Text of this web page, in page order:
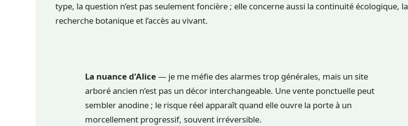
type, la question n’est pas seulement foncière ; elle concerne aussi la continuité écologique, la
recherche botanique et l’accès au vivant.
La nuance d’Alice— je me méfie des alarmes trop générales, mais un site
arboré ancien n’est pas un décor interchangeable. Une vente ponctuelle peut
sembler anodine ; le risque réel apparaît quand elle ouvre la porte à un
morcellement progressif, souvent irréversible.